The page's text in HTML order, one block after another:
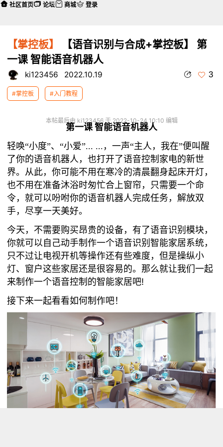
【掌控板】
【语音识别与合成+掌控板】 第
一课 智能语音机器人
ki123456 2022.10.19 3
#掌控板 #入门教程
本帖最后由 ki123456 于 2022-10-24 10:10 编辑
第一课 智能语音机器人
轻唤“小度”、“小爱”... ...，一声“主人，我在”便叫醒
了你的语音机器人，也打开了语音控制家电的新世
界。从此，你可能不用在寒冷的清晨翻身起床开灯，
也不用在准备沐浴时匆忙合上窗帘，只需要一个命
令，就可以吩咐你的语音机器人完成任务，解放双
手，尽享一天美好。
今天，不需要购买昂贵的设备，有了语音识别模块，
你就可以自己动手制作一个语音识别智能家居系统，
只不过让电视开机等操作还有些难度，但是操纵小
灯、窗户这些家居还是很容易的。那么就让我们一起
来制作一个语音控制的智能家居吧!
接下来一起看看如何制作吧！
社区首页 论坛 商城 登录